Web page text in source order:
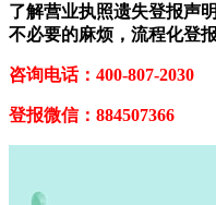
了解营业执照遗失登报声
不必要的麻烦，流程化登
咨询电话：400-807-2030
登报微信：884507366